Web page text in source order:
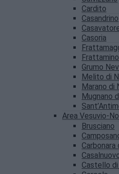
Cardito
Casandrino
Casoria
Grumo
Melito di
Marano di
Mugnano
Area Vesuvio-
Brusciano
Carbonara
Castello